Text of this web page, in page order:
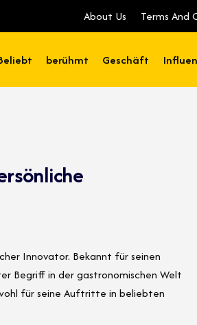
About Us Terms And
berühmt Geschäft
Innovator. Bekannt für seinen
Begriff in der gastronomischen Welt
für seine Auftritte in beliebten